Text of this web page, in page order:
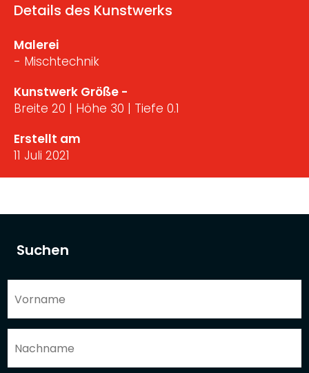
Suchen
Details des Kunstwerks
Malerei
- Mischtechnik
Kunstwerk Größe -
Breite 20 | Höhe 30 | Tiefe 0.1
Erstellt am
11 Juli 2021